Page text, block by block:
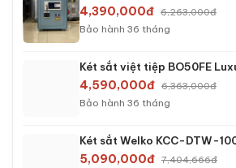
4,390,000đ 6,263,000đ
Bảo hành 36 tháng
Két sắt việt tiệp BO50FE
4,590,000đ 6,363,000đ
Bảo hành 36 tháng
Két sắt Welko KCC-DTW-
5,090,000đ 7,404,666đ